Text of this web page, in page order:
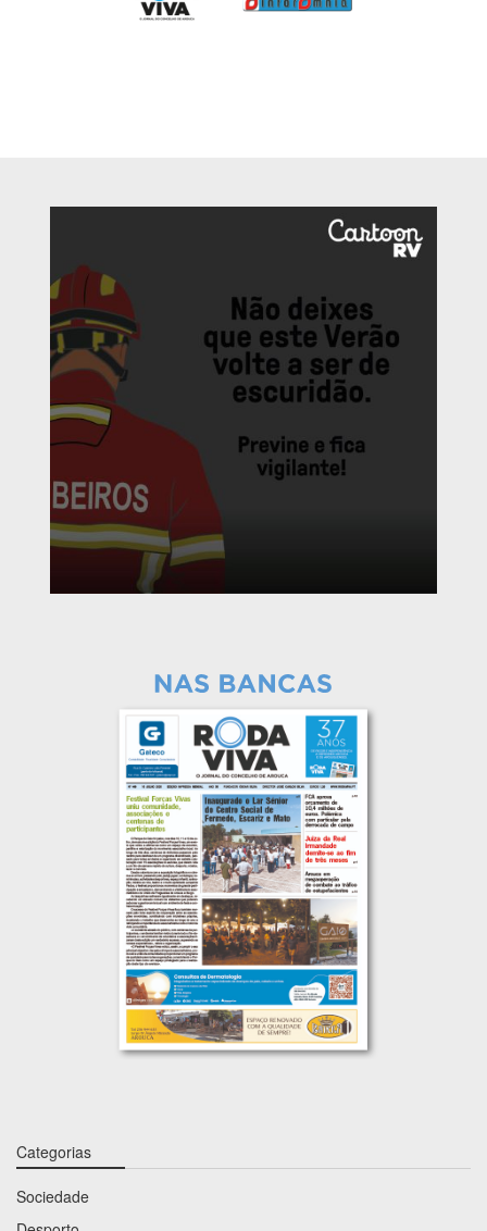
Categorias
Sociedade